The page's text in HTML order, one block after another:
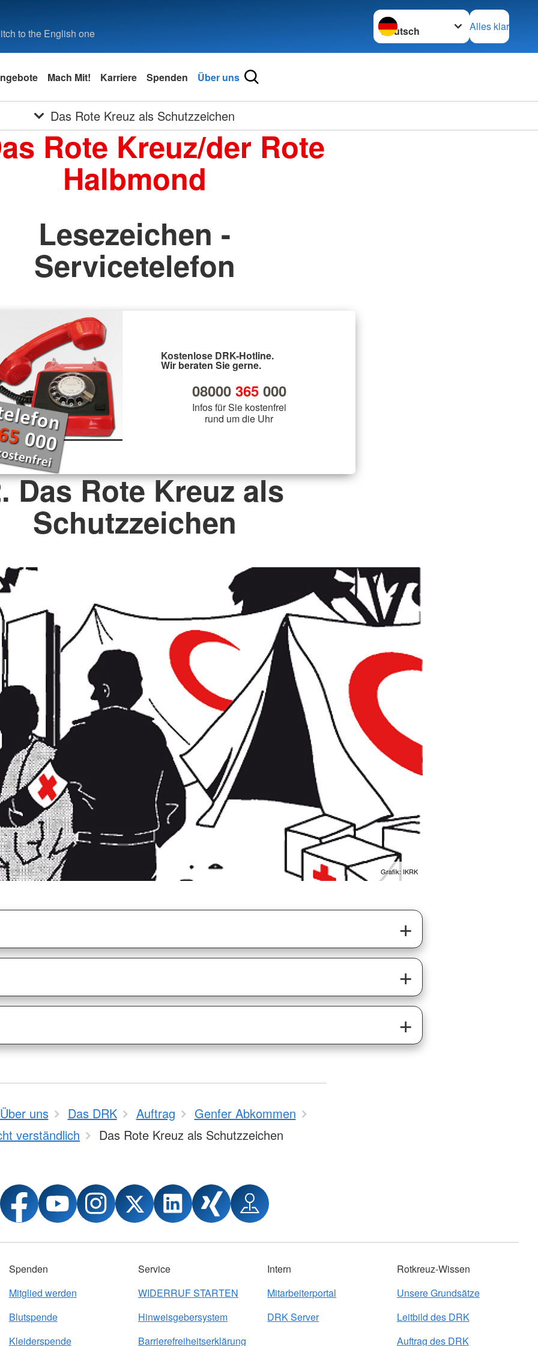
to the English one
Sprache wechseln zu
Alles klar
Mach Mit! Karriere Spenden Über uns
Das Rote Kreuz als Schutzzeichen
Rote Kreuz/der Rote
Halbmond
Lesezeichen -
Servicetelefon
Kostenlose DRK-Hotline.
Wir beraten Sie gerne.
08000 365000
Infos für Sie kostenfrei
rund um die Uhr
Das Rote Kreuz als
Schutzzeichen
Grafik: IKRK
Über uns Das DRK Auftrag
Genfer Abkommen
verständlich
Das Rote Kreuz als Schutzzeichen
Spenden
Mitglied werden
Blutspende
Kleiderspende
Service
WIDERRUF STARTEN
Hinweisgebersystem
Barrierefreiheitserklärung
Intern
Mitarbeiterportal
DRK Server
Rotkreuz-Wissen
Unsere Grundsätze
Leitbild des DRK
Auftrag des DRK